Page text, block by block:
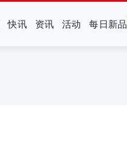
快讯 资讯 活动 每日新品